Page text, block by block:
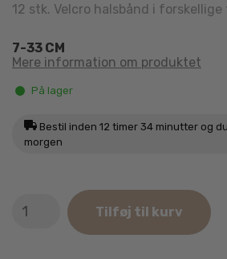
12 stk. Velcro halsbånd i
7-33 CM
Mere information om produktet
På lager
Bestil inden 12 timer 34 minutter og
morgen
Hvalpehalsbånd
Tilføj til kurv